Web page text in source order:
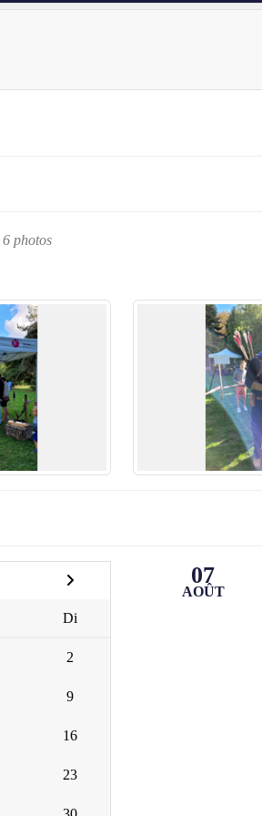
6 photos
Di
2
9
16
23
07
AOÛT